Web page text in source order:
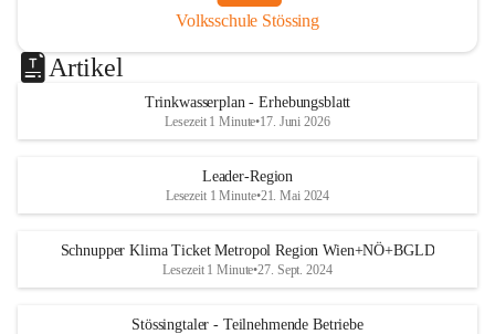
Volksschule Stössing
Artikel
Trinkwasserplan - Erhebungsblatt
Lesezeit 1 Minute•17. Juni 2026
Leader-Region
Lesezeit 1 Minute•21. Mai 2024
Schnupper Klima Ticket Metropol Region Wien+NÖ+BGLD
Lesezeit 1 Minute•27. Sept. 2024
Stössingtaler - Teilnehmende Betriebe